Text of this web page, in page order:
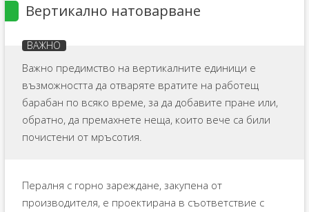
Вертикално натоварване
Важно предимство на вертикалните единици е
възможността да отваряте вратите на работещ
барабан по всяко време, за да добавите пране или,
обратно, да премахнете неща, които вече са били
почистени от мръсотия.
Пералня с горно зареждане, закупена от
производителя, е проектирана в съответствие с